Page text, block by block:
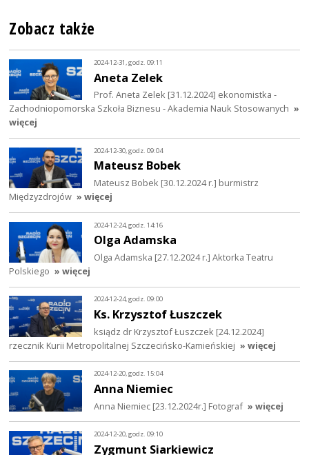
Zobacz także
2024-12-31, godz. 09:11
Aneta Zelek
Prof. Aneta Zelek [31.12.2024] ekonomistka -
Zachodniopomorska Szkoła Biznesu - Akademia Nauk Stosowanych »
więcej
2024-12-30, godz. 09:04
Mateusz Bobek
Mateusz Bobek [30.12.2024 r.] burmistrz
Międzyzdrojów » więcej
2024-12-24, godz. 14:16
Olga Adamska
Olga Adamska [27.12.2024 r.] Aktorka Teatru
Polskiego » więcej
2024-12-24, godz. 09:00
Ks. Krzysztof Łuszczek
ksiądz dr Krzysztof Łuszczek [24.12.2024]
rzecznik Kurii Metropolitalnej Szczecińsko-Kamieńskiej » więcej
2024-12-20, godz. 15:04
Anna Niemiec
Anna Niemiec [23.12.2024r.] Fotograf » więcej
2024-12-20, godz. 09:10
Zygmunt Siarkiewicz